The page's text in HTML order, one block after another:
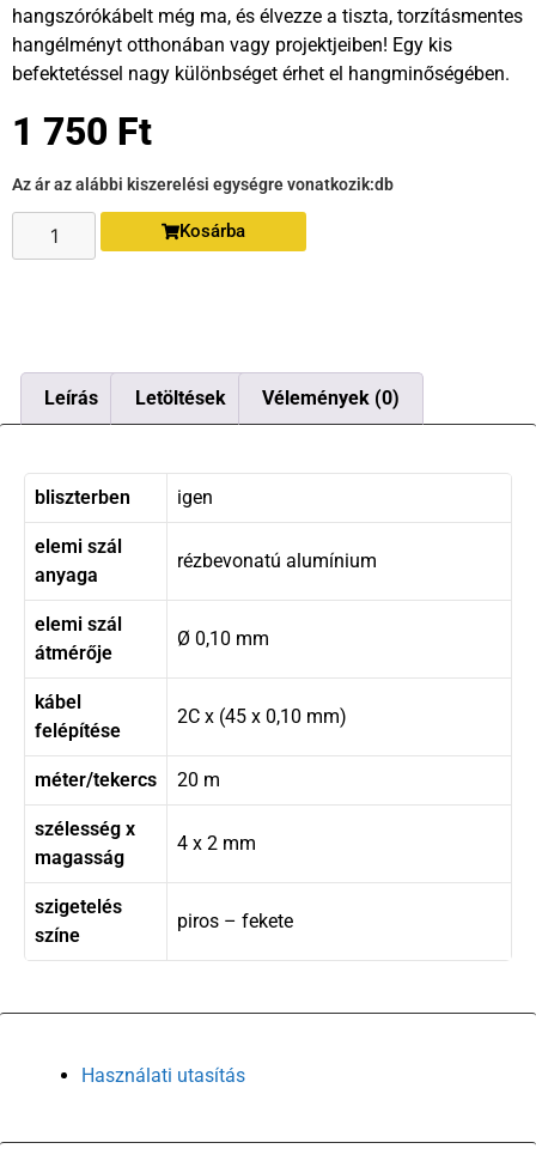
hangszórókábelt még ma, és élvezze a tiszta, torzításmentes
hangélményt otthonában vagy projektjeiben! Egy kis
befektetéssel nagy különbséget érhet el hangminőségében.
1 750 Ft
Az ár az alábbi kiszerelési egységre vonatkozik:db
Kosárba
Leírás Letöltések Vélemények (0)
bliszterben igen
elemi szál
anyaga
rézbevonatú alumínium
elemi szál
átmérője
Ø 0,10 mm
kábel
felépítése
2C x (45 x 0,10 mm)
méter/tekercs 20 m
szélesség x
magasság
4 x 2 mm
szigetelés
színe
piros – fekete
Használati utasítás